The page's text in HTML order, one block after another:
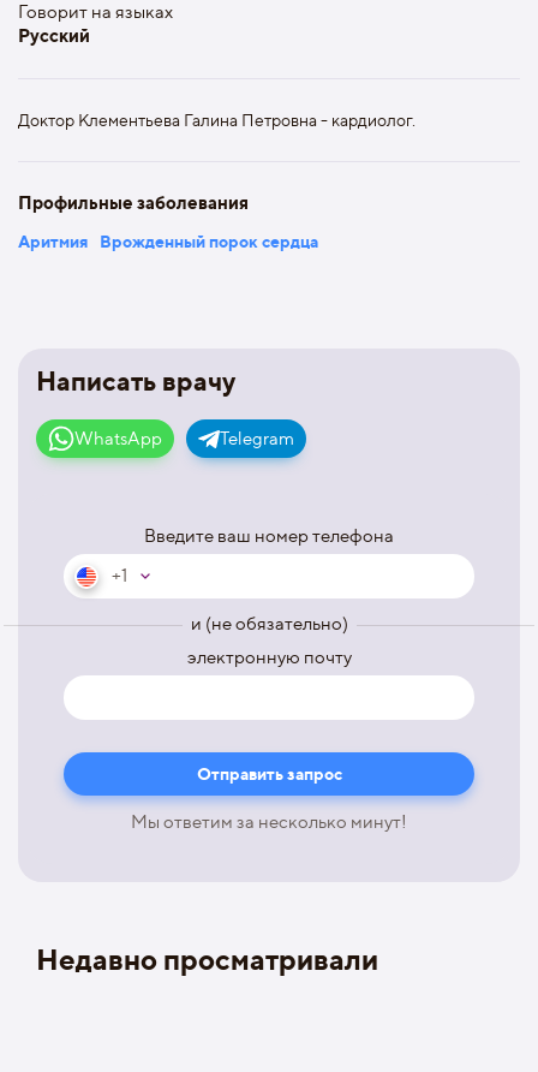
Написать врачу
WhatsApp Telegram
Введите ваш номер телефона
+1
и (не обязательно)
электронную почту
Мы ответим за несколько минут!
Говорит на языках
Русский
Доктор Клементьева Галина Петровна - кардиолог.
Профильные заболевания
Аритмия Врожденный порок сердца
Недавно просматривали